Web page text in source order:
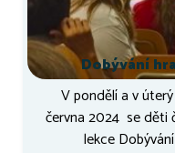
Dobývání
V pondělí a v úterý
června 2024 se děti
lekce